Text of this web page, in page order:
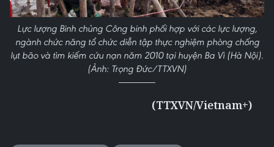
Lực lượng Binh chủng Công binh phối hợp với các lực lượng,
ngành chức năng tổ chức diễn tập thực nghiệm phòng chống
lụt bão và tìm kiếm cứu nạn năm 2010 tại huyện Ba Vì (Hà Nội).
(Ảnh: Trọng Đức/TTXVN)
(TTXVN/Vietnam+)